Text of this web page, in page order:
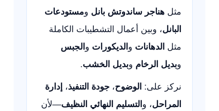
مثل هناجر ساندوتش بانل ومستودعات
البانل، وبين أعمال التشطيبات الكاملة
مثل الدهانات و الديكورات و الجبس
وبديل الرخام وبديل الخشب.
نركز على: الوضوح، جودة التنفيذ، إدارة
المراحل، و التسليم النهائي النظيف—لأن